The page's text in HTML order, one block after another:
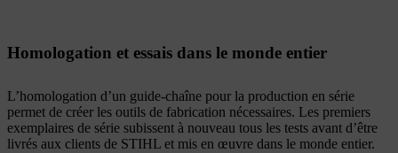
Homologation et essais dans le monde entier
L’homologation d’un guide-chaîne pour la production en série
permet de créer les outils de fabrication nécessaires. Les premiers
exemplaires de série subissent à nouveau tous les tests avant d’être
livrés aux clients de STIHL et mis en œuvre dans le monde entier.